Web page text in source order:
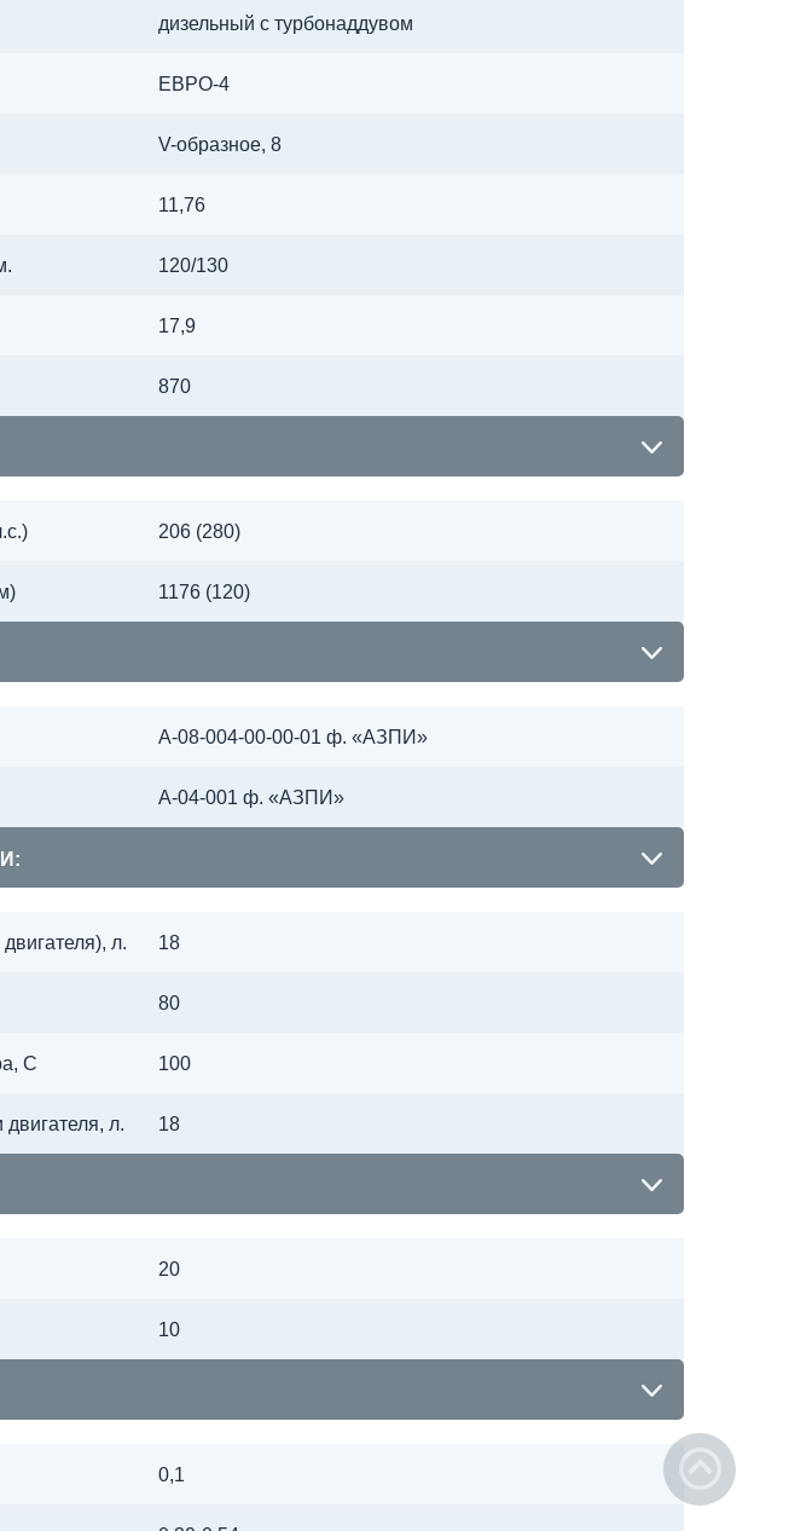
дизельный с турбонаддувом
ЕВРО-4
V-образное, 8
11,76
120/130
17,9
870
206 (280)
1176 (120)
А-08-004-00-00-01 ф. «АЗПИ»
А-04-001 ф. «АЗПИ»
л. 18
80
С 100
л. 18
20
10
0,1